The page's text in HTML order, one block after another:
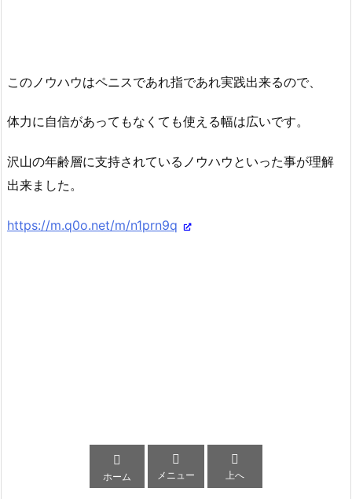
このノウハウはペニスであれ指であれ実践出来るので、
体力に自信があってもなくても使える幅は広いです。
沢山の年齢層に支持されているノウハウといった事が理解
出来ました。
https://m.q0o.net/m/n1prn9q

ホーム

メニュー

上へ